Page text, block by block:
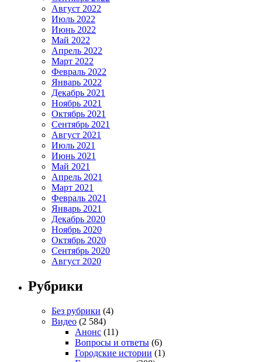
Август 2022
Июль 2022
Июнь 2022
Май 2022
Апрель 2022
Март 2022
Февраль 2022
Январь 2022
Декабрь 2021
Ноябрь 2021
Октябрь 2021
Сентябрь 2021
Август 2021
Июль 2021
Июнь 2021
Май 2021
Апрель 2021
Март 2021
Февраль 2021
Январь 2021
Декабрь 2020
Ноябрь 2020
Октябрь 2020
Сентябрь 2020
Август 2020
Рубрики
Без рубрики (4)
Видео (2 584)
Анонс (11)
Вопросы и ответы (6)
Городские истории (1)